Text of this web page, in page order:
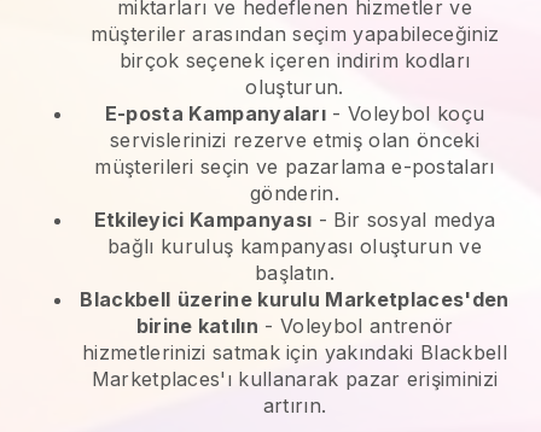
miktarları ve hedeflenen hizmetler ve
müşteriler arasından seçim yapabileceğiniz
birçok seçenek içeren indirim kodları
oluşturun.
E-posta Kampanyaları -Voleybol koçu
servislerinizi rezerve etmiş olan önceki
müşterileri seçin ve pazarlama e-postaları
gönderin.
Etkileyici Kampanyası - Bir sosyal medya
bağlı kuruluş kampanyası oluşturun ve
başlatın.
Blackbell üzerine kurulu Marketplaces'den
birine katılın - Voleybol antrenör
hizmetlerinizi satmak için yakındaki Blackbell
Marketplaces'ı kullanarak pazar erişiminizi
artırın.